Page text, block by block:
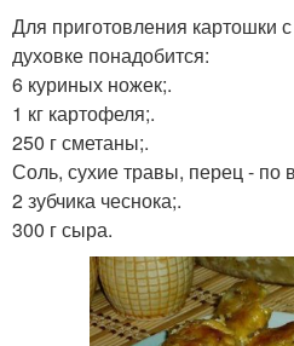
Для приготовления картошки
духовке понадобится:
6 куриных ножек;.
1 кг картофеля;.
250 г сметаны;.
Соль, сухие травы, перец - по
2 зубчика чеснока;.
300 г сыра.